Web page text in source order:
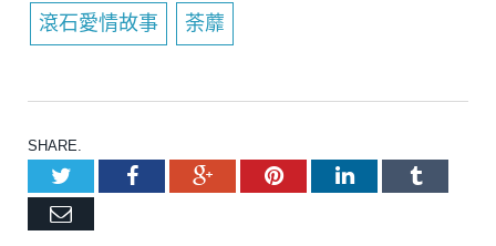
滾石愛情故事 荼蘼
SHARE.
TwitterFacebookGoogle+PinterestLinkedInTumblr
Email